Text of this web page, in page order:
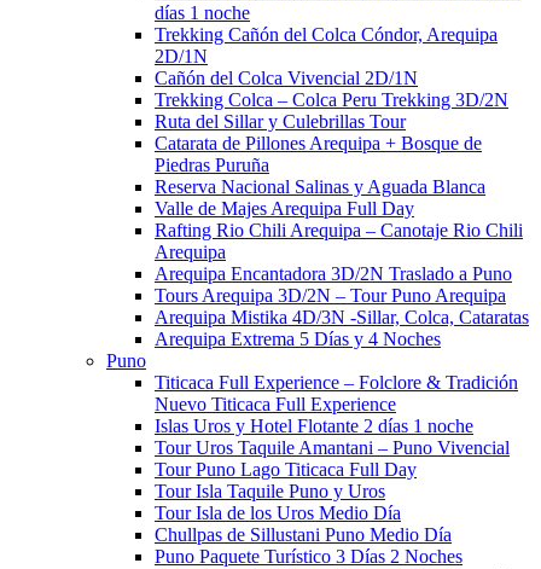
días 1 noche
Trekking Cañón del Colca Cóndor, Arequipa
2D/1N
Cañón del Colca Vivencial 2D/1N
Trekking Colca – Colca Peru Trekking 3D/2N
Ruta del Sillar y Culebrillas Tour
Catarata de Pillones Arequipa + Bosque de
Piedras Puruña
Reserva Nacional Salinas y Aguada Blanca
Valle de Majes Arequipa Full Day
Rafting Rio Chili Arequipa – Canotaje Rio Chili
Arequipa
Arequipa Encantadora 3D/2N Traslado a Puno
Tours Arequipa 3D/2N – Tour Puno Arequipa
Arequipa Mistika 4D/3N -Sillar, Colca, Cataratas
Arequipa Extrema 5 Días y 4 Noches
Puno
Titicaca Full Experience – Folclore & Tradición
Nuevo Titicaca Full Experience
Islas Uros y Hotel Flotante 2 días 1 noche
Tour Uros Taquile Amantani​ – Puno Vivencial
Tour Puno Lago Titicaca Full Day
Tour Isla Taquile Puno y Uros
Tour Isla de los Uros Medio Día
Chullpas de Sillustani Puno Medio Día
Puno Paquete Turístico 3 Días 2 Noches